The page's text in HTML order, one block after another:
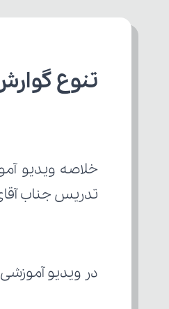
تنوع
خلاصه ویدیو
تدریس جناب
در ویدیو